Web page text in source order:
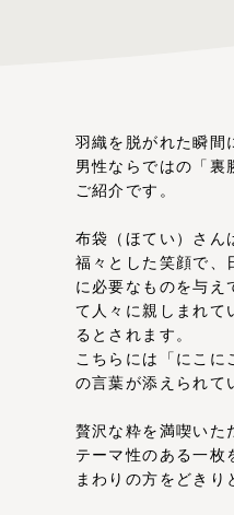
羽織を脱がれた瞬間
男性ならではの「裏
ご紹介です。
布袋（ほてい）さん
福々とした笑顔で、
に必要なものを与え
て人々に親しまれて
るとされます。
こちらには「にこ
の言葉が添えられて
贅沢な粋を満喫いた
テーマ性のある一枚
まわりの方をどき